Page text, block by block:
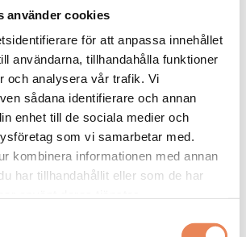
använder cookies
för att anpassa innehållet
användarna, tillhandahålla funktioner
och analysera vår trafik. Vi
sådana identifierare och annan
enhet till de sociala medier och
som vi samarbetar med.
kombinera informationen med annan
har tillhandahållit eller som de har
inte krävts när väl tillstånden var
det piffas upp med sverigeflaggor
även få nya kläder. Vi har köpt
hattar och annat blågult. Det har
problem att få personal på
för det här sedan länge och
i två grupper.
gå för Sverige då?